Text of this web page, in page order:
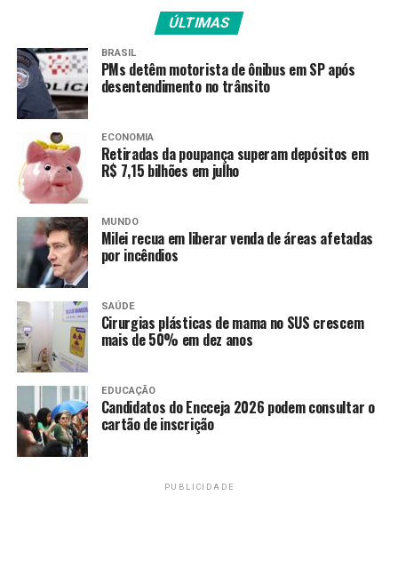
Há perigo potencial de chuvas intensas de hoje até
sexta-feira (13) em áreas do Ceará, Rio Grande do Norte
e Paraíba. O volume de chuvas pode chegar a 50
milímetros diários; e os ventos devem atingir a
velocidade de 60 km/h.
O Inmet já havia alertado sobre perigo de chuvas ao
longo desta quarta-feira em áreas do Pará,
Maranhão, Piauí, Tocantins, Mato Grosso, Goiás,
Bahia e Minas Gerais. O volume chuvoso pode
chegar a 100 mm, com ventos de até 100km/h.
Fonte:Agência Brasil
TAGS
PRÓXIMO
PF pede a Fachin suspeição de Toffoli no inquérito do
Banco Master
RECENTES
FGC aprova plano emergencial para cobrir rombo do
Banco Master
ÚLTIMAS
BRASIL
PMs detêm motorista de ônibus em SP após
desentendimento no trânsito
ECONOMIA
Retiradas da poupança superam depósitos em
R$ 7,15 bilhões em julho
MUNDO
Milei recua em liberar venda de áreas afetadas
por incêndios
SAÚDE
Cirurgias plásticas de mama no SUS crescem
mais de 50% em dez anos
EDUCAÇÃO
Candidatos do Encceja 2026 podem consultar o
cartão de inscrição
PUBLICIDADE